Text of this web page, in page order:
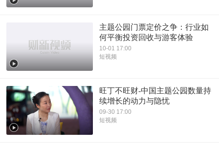
主题公园门票定价之争：行业如
何平衡投资回收与游客体验
10-01 17:00
短视频
旺丁不旺财-中国主题公园数量持
续增长的动力与隐忧
09-30 17:00
短视频